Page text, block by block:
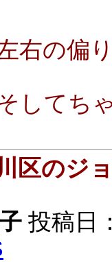
右の偏
してち
区のジ
投稿日